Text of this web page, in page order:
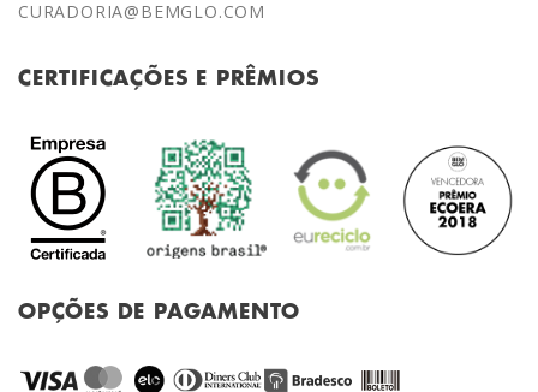
CURADORIA@BEMGLO.COM
CERTIFICAÇÕES E PRÊMIOS
OPÇÕES DE PAGAMENTO